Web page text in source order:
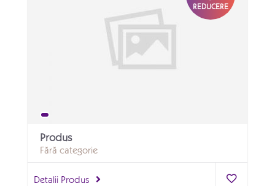
REDUCERE
Produs
Fără categorie
Detalii Produs